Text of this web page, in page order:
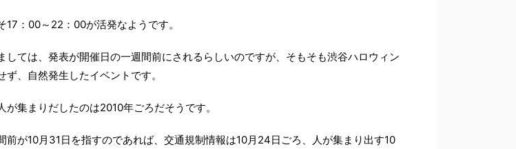
17：00～22：00が活発なようです。
しては、発表が開催日の一週間前にされるらしいのですが、そもそも渋谷ハロウィン
ず、自然発生したイベントです。
が集まりだしたのは2010年ごろだそうです。
前が10月31日を指すのであれば、交通規制情報は10月24日ごろ、人が集まり出す10